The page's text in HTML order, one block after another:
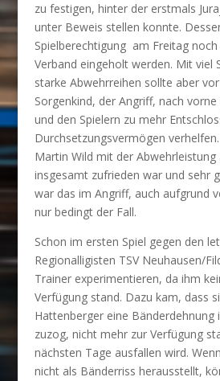
zu festigen, hinter der erstmals
unter Beweis stellen konnte.
Spielberechtigung am Freitag
Verband eingeholt werden. Mit viel
starke Abwehrreihen sollte aber
Sorgenkind, der Angriff, nach
und den Spielern zu mehr
Durchsetzungsvermögen
Martin Wild mit der Abwehrleistung
insgesamt zufrieden war und sehr
war das im Angriff, auch aufgrund
nur bedingt der Fall.
Schon im ersten Spiel gegen den
Regionalligisten TSV Neuhausen/
Trainer experimentieren, da ihm
Verfügung stand. Dazu kam, dass
Hattenberger eine Bänderdehnung
zuzog, nicht mehr zur Verfügung
nächsten Tage ausfallen wird.
nicht als Bänderriss herausstellt,